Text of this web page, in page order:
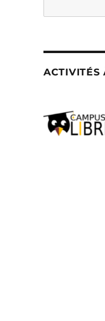
ACTIVITÉS